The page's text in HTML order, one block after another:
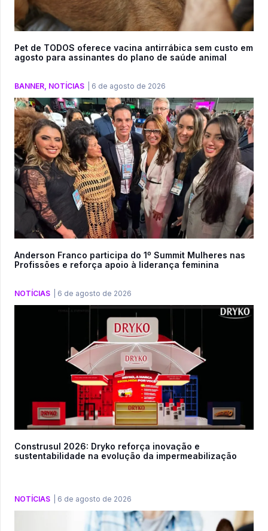
Pet de TODOS oferece vacina antirrábica sem custo em
agosto para assinantes do plano de saúde animal
BANNER, NOTÍCIAS 6 de agosto de 2026
Anderson Franco participa do 1º Summit Mulheres nas
Profissões e reforça apoio à liderança feminina
NOTÍCIAS 6 de agosto de 2026
Construsul 2026: Dryko reforça inovação e
sustentabilidade na evolução da impermeabilização
NOTÍCIAS 6 de agosto de 2026